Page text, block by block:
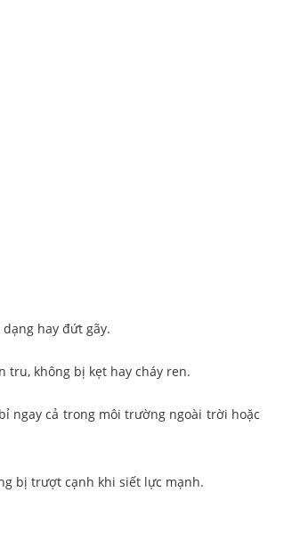
hay đứt gãy.
tru, không bị kẹt hay cháy ren.
ngay cả trong môi trường ngoài trời hoặc
bị trượt cạnh khi siết lực mạnh.